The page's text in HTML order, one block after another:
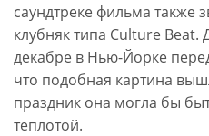
саундтреке фильма также
клубняк типа Culture Beat.
декабре в Нью-Йорке
что подобная картина
праздник она могла бы
теплотой.